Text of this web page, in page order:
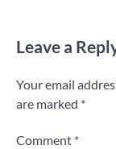
Leave a
Your email
are marked *
Comment *